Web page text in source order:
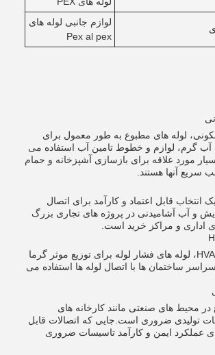
لوازم جانبی لوله های
Pex al pex
لوله های مطبوع به طور معمول برای
آب گرم، لوازم و خطوط تامین آب استفاده می
مورد علاقه برای بازسازی آشپزخانه و حمام
سریع آنها هستند.
انتخاب قابل اعتماد و کارآمد برای اتصال
و آب آشامیدنی در پروژه های تجاری بزرگ
اداری و مراکز خرید است.
در سیستم های HVAC، لوله های فشار لوله برای توزیع موثر گرما
ساختمان ها با اتصال لوله ها استفاده می
در محیط های صنعتی مانند کارخانه های
تولیدی ضروری است.جایی که اتصالات قابل
عملکرد ایمن و کارآمد تاسیسات ضروری